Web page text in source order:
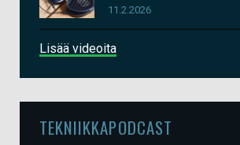
11.2.2026
Lisää videoita
TEKNIIKKAPODCAST